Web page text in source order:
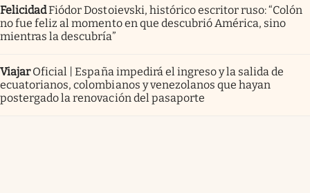
FelicidadFiódor Dostoievski, histórico escritor ruso: “Colón
no fue feliz al momento en que descubrió América, sino
mientras la descubría”
Viajar Oficial | España impedirá el ingreso y la salida de
ecuatorianos, colombianos y venezolanos que hayan
postergado la renovación del pasaporte